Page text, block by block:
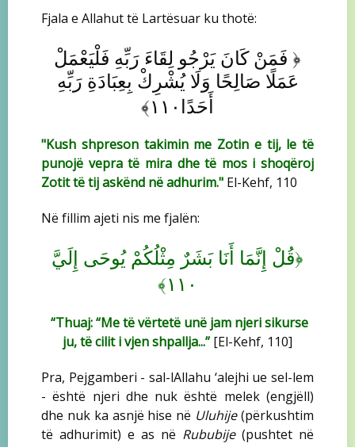
Fjala e Allahut të Lartësuar ku thotë:
﴿ فَمَنْ كَانَ يَرْجُو لِقَاءَ رَبِّهِ فَلْيَعْمَلْ
عَمَلًا صَالِحًا وَلَا يُشْرِكْ بِعِبَادَةِ رَبِّهِ
أَحَدًا١١٠
﴾
"Kush shpreson takimin me Zotin e tij, le të
punojë vepra të mira dhe të mos i shoqëroj
Zotit të tij askënd në adhurim." El-Kehf, 110
Në fillim ajeti nis me fjalën:
﴿قُلْ إِنَّمَا أَنَا بَشَرٌ مِثْلُكُمْ يُوحَى إِلَيَّ
١١٠﴾
“Thuaj: “Me të vërtetë unë jam njeri sikurse
ju, të cilit i vjen shpallja...” [El-Kehf, 110]
Pra, Pejgamberi - sal-lAllahu ‘alejhi ue sel-lem
- është njeri dhe nuk është melek (engjëll)
dhe nuk ka asnjë hise në Uluhije(përkushtim
të adhurimit) e as në Rububije(pushtet në